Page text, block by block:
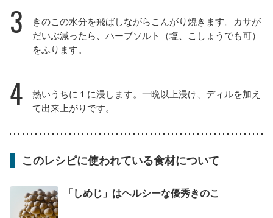
3
きのこの水分を飛ばしながらこんがり焼きます。カサが
だいぶ減ったら、ハーブソルト（塩、こしょうでも可）
をふります。
4
熱いうちに１に浸します。一晩以上浸け、ディルを加え
て出来上がりです。
このレシピに使われている食材について
「しめじ」はヘルシーな優秀きのこ